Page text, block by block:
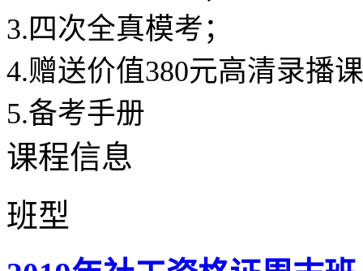
3.四次全真模考；
4.赠送价值380元高清
5.备考手册
课程信息
班型